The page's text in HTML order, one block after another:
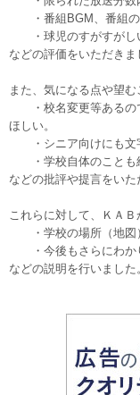
・番組BGM、番組の
・球児のすがすがしい
などの評価をいただきま
また、気になる点や望む
・校名変更等あるの
ほしい。
・シニア向けにも文
・学校自体のことも
などの批評や提言をいた
これらに対して、ＫＡＢ
・学校の場所（地図）
・今後もさらにわか
などの説明を行いました